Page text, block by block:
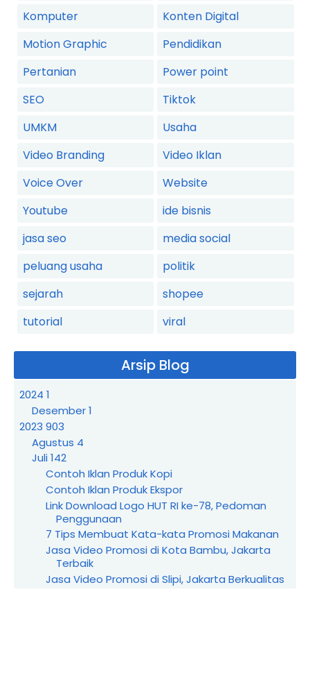
Komputer
Konten Digital
Motion Graphic
Pendidikan
Pertanian
Power point
SEO
Tiktok
UMKM
Usaha
Video Branding
Video Iklan
Voice Over
Website
Youtube
ide bisnis
jasa seo
media social
peluang usaha
politik
sejarah
shopee
tutorial
viral
Arsip Blog
2024 1
Desember1
2023 903
Agustus 4
Juli142
Contoh Iklan Produk Kopi
Contoh Iklan Produk Ekspor
Link Download Logo HUT RI ke-78, Pedoman
Penggunaan
7 Tips Membuat Kata-kata Promosi Makanan
Jasa Video Promosi di Kota Bambu, Jakarta
Terbaik
Jasa Video Promosi di Slipi, Jakarta Berkualitas